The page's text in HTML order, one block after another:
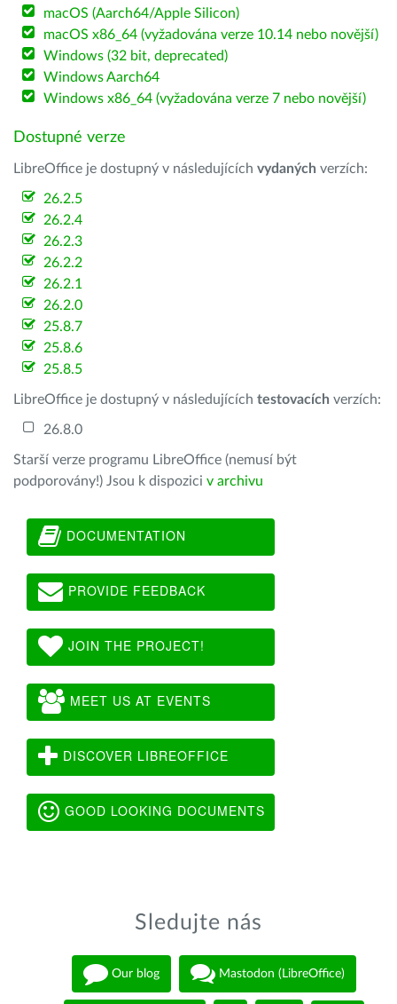
macOS (Aarch64/Apple Silicon)
macOS x86_64 (vyžadována verze 10.14 nebo novější)
Windows (32 bit, deprecated)
Windows Aarch64
Windows x86_64 (vyžadována verze 7 nebo novější)
Dostupné verze
LibreOffice je dostupný v následujících vydaných verzích:
26.2.5
26.2.4
26.2.3
26.2.2
26.2.1
26.2.0
25.8.7
25.8.6
25.8.5
LibreOffice je dostupný v následujících testovacích verzích:
26.8.0
Starší verze programu LibreOffice (nemusí být
podporovány!) Jsou k dispozici v archivu
DOCUMENTATION
PROVIDE FEEDBACK
JOIN THE PROJECT!
MEET US AT EVENTS
DISCOVER LIBREOFFICE
GOOD LOOKING DOCUMENTS
Sledujte nás
Our blog Mastodon (LibreOffice)